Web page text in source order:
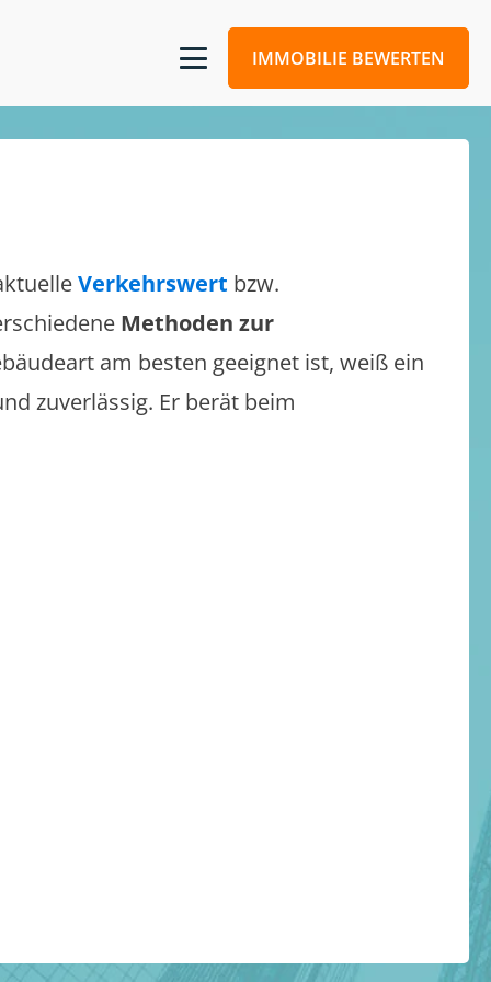
IMMOBILIE BEWERTEN
Verkehrswert bzw.
Methoden zur
am besten geeignet ist, weiß ein
zuverlässig. Er berät beim